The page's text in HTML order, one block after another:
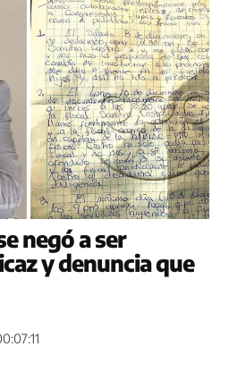
negó a ser
y denuncia que